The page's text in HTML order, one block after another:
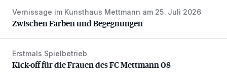
Zwischen Farben und Begegnungen
Vernissage im Kunsthaus Mettmann am 25. Juli 2026
Zwischen Farben und Begegnungen
Kick-off für die Frauen des FC Mettmann 08
Erstmals Spielbetrieb
Kick-off für die Frauen des FC Mettmann 08